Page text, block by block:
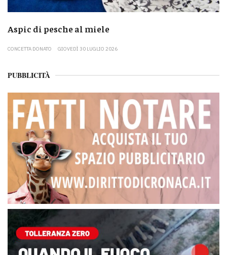
Aspic di pesche al miele
CONCETTA DONATO GIOVEDÌ 30 LUGLIO 2026
PUBBLICITÀ